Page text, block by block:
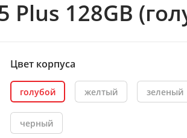
128GB
Цвет корпуса
голубой желтый зеленый
черный